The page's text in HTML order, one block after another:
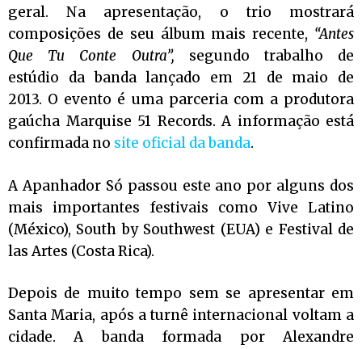
geral. Na apresentação, o trio mostrará
composições de seu álbum mais recente, “Antes
Que Tu Conte Outra”, segundo trabalho de
estúdio da banda lançado em 21 de maio de
2013. O evento é uma parceria com a produtora
gaúcha Marquise 51 Records. A informação está
confirmada no site oficial da banda.
A Apanhador Só passou este ano por alguns dos
mais importantes festivais como Vive Latino
(México), South by Southwest (EUA) e Festival de
las Artes (Costa Rica).
Depois de muito tempo sem se apresentar em
Santa Maria, após a turnê internacional voltam a
cidade. A banda formada por Alexandre